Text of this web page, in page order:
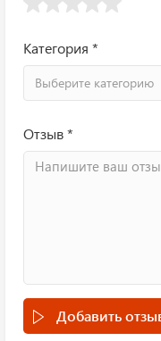
Категория *
Выберите категорию
Отзыв *
Добавить